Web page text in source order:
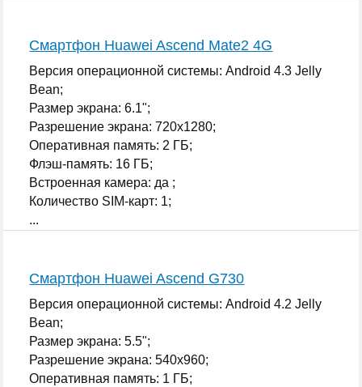
Смартфон Huawei Ascend Mate2 4G
Версия операционной системы: Android 4.3 Jelly
Bean;
Размер экрана: 6.1";
Разрешение экрана: 720x1280;
Оперативная память: 2 ГБ;
Флэш-память: 16 ГБ;
Встроенная камера: да ;
Количество SIM-карт: 1;
...
Смартфон Huawei Ascend G730
Версия операционной системы: Android 4.2 Jelly
Bean;
Размер экрана: 5.5";
Разрешение экрана: 540x960;
Оперативная память: 1 ГБ;